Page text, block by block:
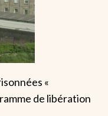
«
de libération